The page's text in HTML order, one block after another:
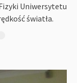
Uniwersytetu
światła.